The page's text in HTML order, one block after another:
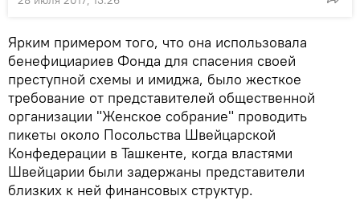
Ярким примером того, что она использовала
бенефициариев Фонда для спасения своей
преступной схемы и имиджа, было жесткое
требование от представителей общественной
организации "Женское собрание" проводить
пикеты около Посольства Швейцарской
Конфедерации в Ташкенте, когда властями
Швейцарии были задержаны представители
близких к ней финансовых структур.